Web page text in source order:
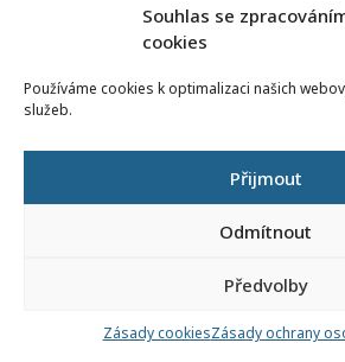
Souhlas se
cookies
Používáme cookies k optimalizaci našich
služeb.
Přijmout
Odmítnout
Předvolby
Zásady cookiesZásady ochrany
110 00